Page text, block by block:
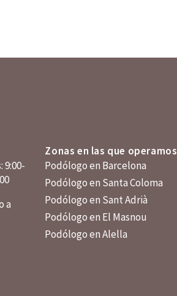
9:00-
a
Zonas en las que operamos
Podólogo en Barcelona
Podólogo en Santa Coloma
Podólogo en Sant Adrià
Podólogo en El Masnou
Podólogo en Alella